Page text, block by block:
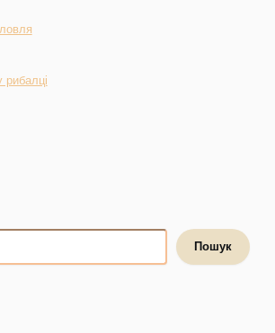
рибалці
Пошук